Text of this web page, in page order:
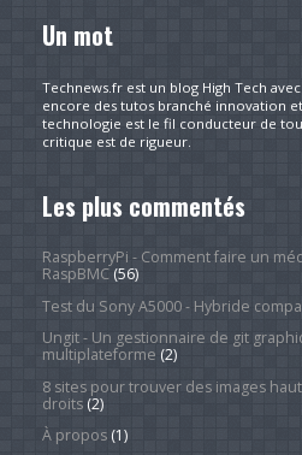
Un mot
Technews.fr est un blog High Tech
encore des tutos branché innovation
technologie est le fil conducteur de
critique est de rigueur.
Les plus commentés
RaspberryPi - Comment faire un
RaspBMC(56)
Test du Sony A5000 - Hybride
Ungit - Un gestionnaire de git
multiplateforme (2)
8 sites pour trouver des images
droits(2)
À propos(1)